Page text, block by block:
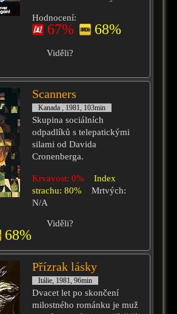
Hodnocení:
67% 68%
Viděli?
Scanners
Kanada , 1981, 103min
Skupina sociálních
odpadlíků s telepatickými
silami od Davida
Cronenberga.
Krvavost: 0%
Index
strachu: 80%
Mrtvých:
N/A
68%
Viděli?
Přízrak lásky
Itálie, 1981, 96min
Dvacet let po skončení
milostného románku je muž